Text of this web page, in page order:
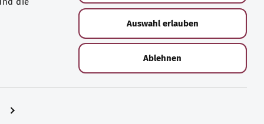
Auswahl erlauben
Ablehnen